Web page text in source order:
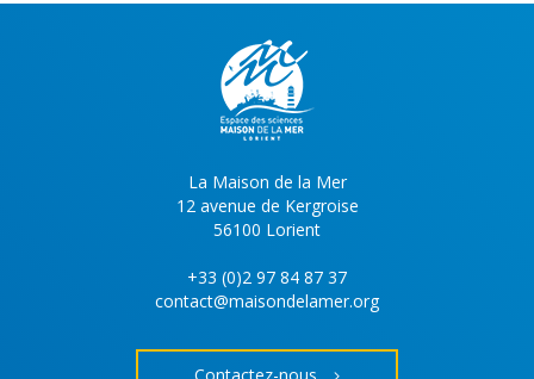
La Maison de la Mer
12 avenue de Kergroise
56100 Lorient
+33 (0)2 97 84 87 37
contact@maisondelamer.org